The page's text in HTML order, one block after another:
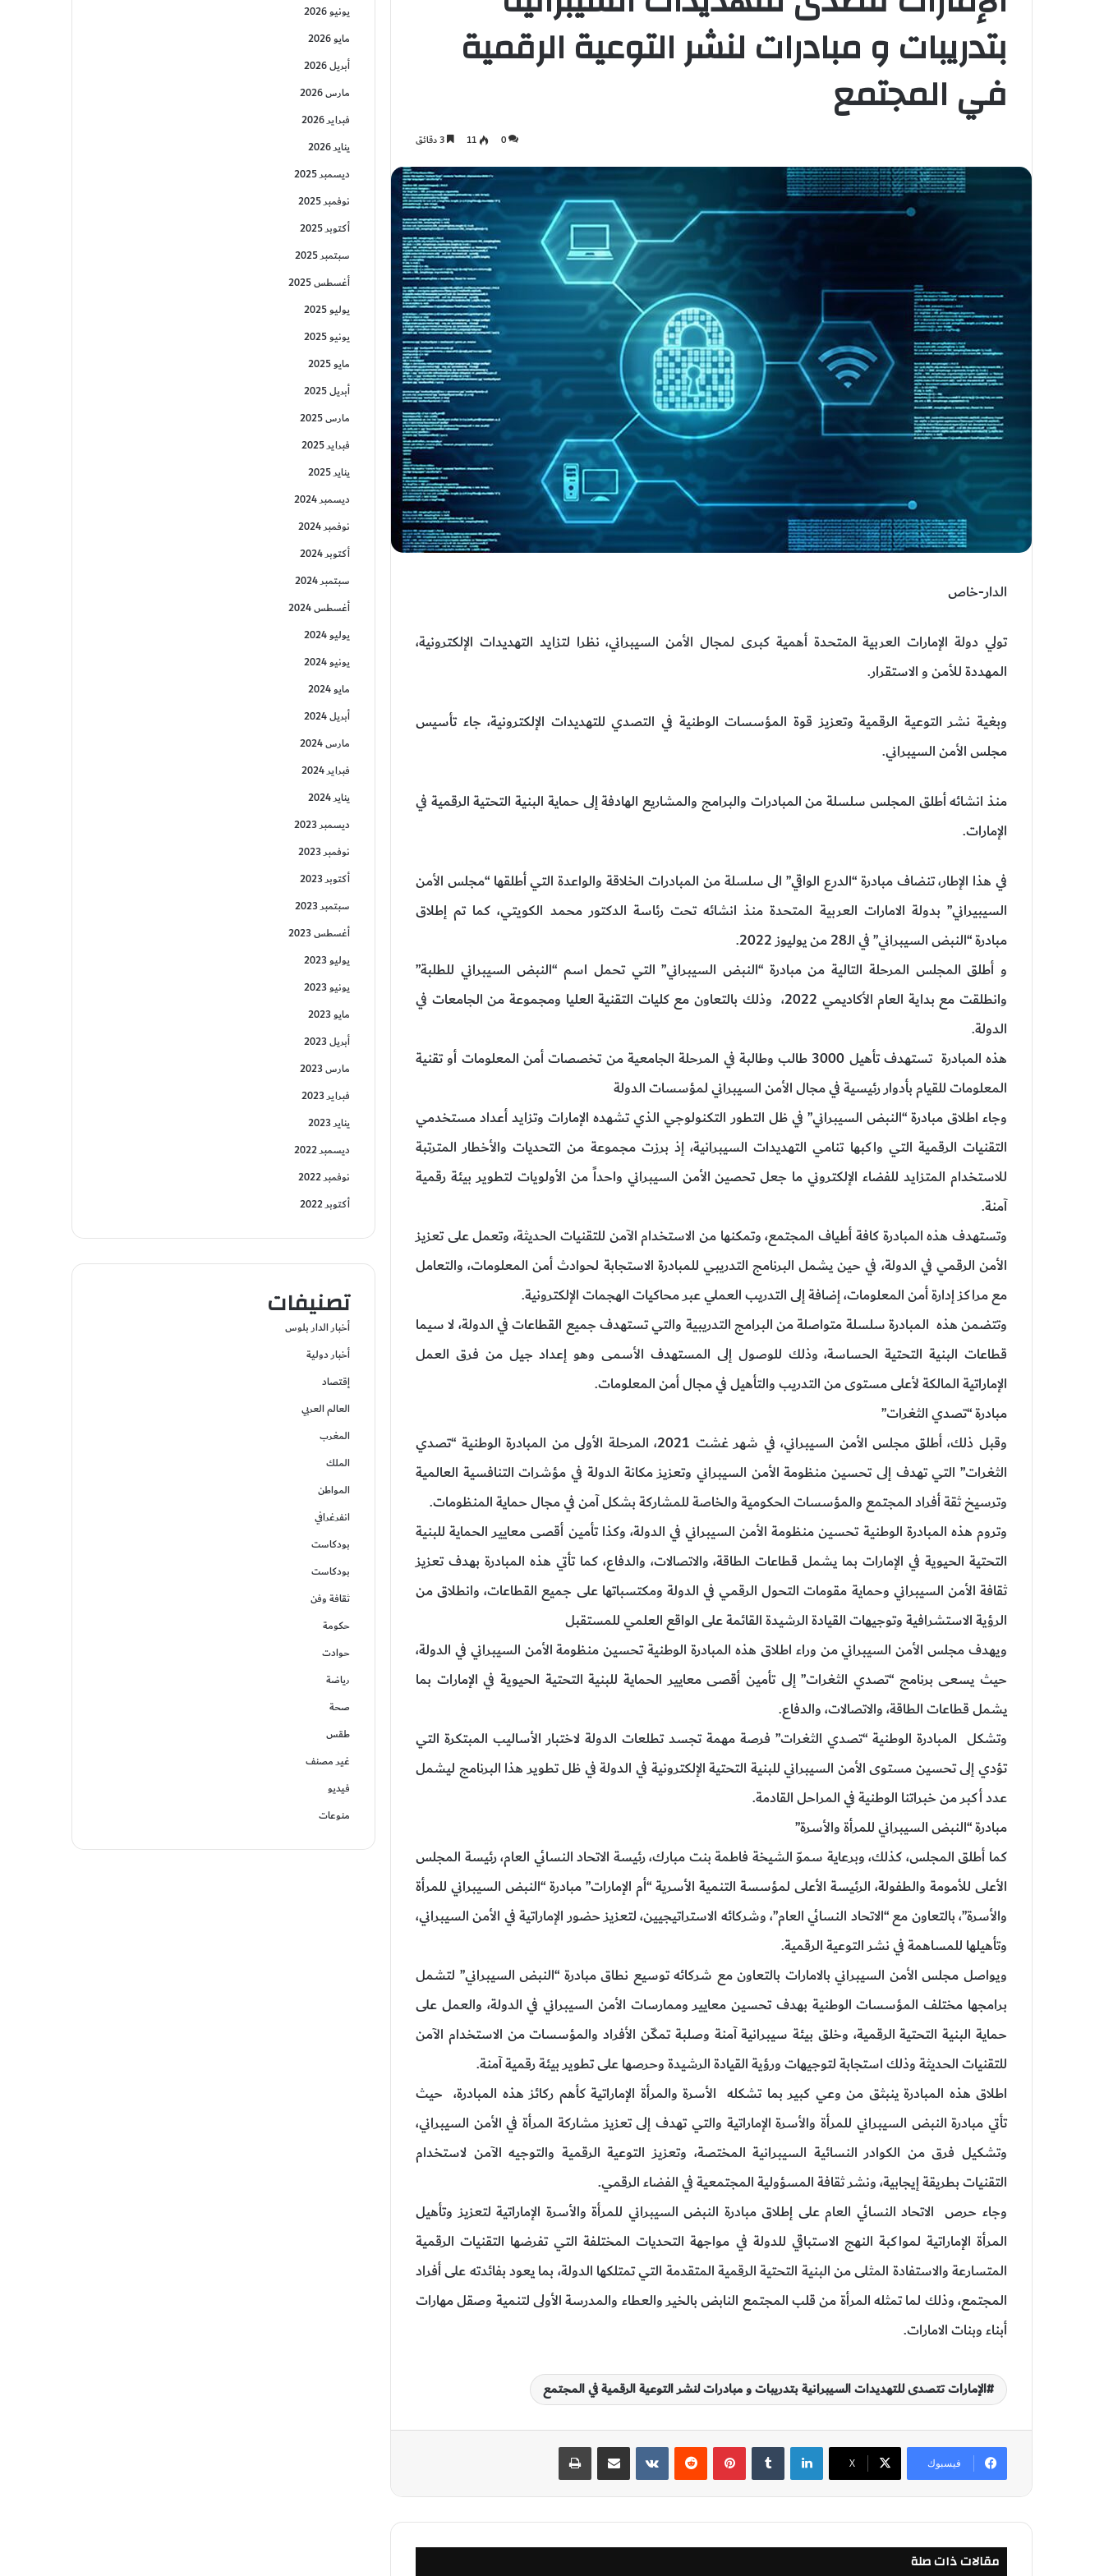
بتدريبات و مبادرات لنشر التوعية الرقمية
في المجتمع
0
11
الدار-خاص
تولي دولة الإمارات العربية المتحدة أهمية كبرى لمجال الأمن السيبراني، نظرا لتزايد التهديدات الإلكترونية،
المهددة للأمن و الاستقرار.
وبغية نشر التوعية الرقمية وتعزيز قوة المؤسسات الوطنية في التصدي للتهديدات الإلكترونية، جاء تأسيس
مجلس الأمن السيبراني.
منذ انشائه أطلق المجلس سلسلة من المبادرات والبرامج والمشاريع الهادفة إلى حماية البنية التحتية الرقمية في
الإمارات.
في هذا الإطار، تنضاف مبادرة “الدرع الواقي” الى سلسلة من المبادرات الخلاقة والواعدة التي أطلقها “مجلس الأمن
السيبيراني” بدولة الامارات العربية المتحدة منذ انشائه تحت رئاسة الدكتور محمد الكويتي، كما تم إطلاق
مبادرة “النبض السيبراني” في الـ28 من يوليوز 2022.
و أطلق المجلس المرحلة التالية من مبادرة “النبض السيبراني” التي تحمل اسم “النبض السيبراني للطلبة”
وانطلقت مع بداية العام الأكاديمي 2022، وذلك بالتعاون مع كليات التقنية العليا ومجموعة من الجامعات في
الدولة.
هذه المبادرة تستهدف تأهيل 3000 طالب وطالبة في المرحلة الجامعية من تخصصات أمن المعلومات أو تقنية
المعلومات للقيام بأدوار رئيسية في مجال الأمن السيبراني لمؤسسات الدولة
وجاء اطلاق مبادرة “النبض السيبراني” في ظل التطور التكنولوجي الذي تشهده الإمارات وتزايد أعداد مستخدمي
التقنيات الرقمية التي واكبها تنامي التهديدات السيبرانية، إذ برزت مجموعة من التحديات والأخطار المترتبة
للاستخدام المتزايد للفضاء الإلكتروني ما جعل تحصين الأمن السيبراني واحداً من الأولويات لتطوير بيئة رقمية
آمنة.
وتستهدف هذه المبادرة كافة أطياف المجتمع، وتمكنها من الاستخدام الآمن للتقنيات الحديثة، وتعمل على تعزيز
الأمن الرقمي في الدولة، في حين يشمل البرنامج التدريبي للمبادرة الاستجابة لحوادث أمن المعلومات، والتعامل
مع مراكز إدارة أمن المعلومات، إضافة إلى التدريب العملي عبر محاكيات الهجمات الإلكترونية.
وتتضمن هذه المبادرة سلسلة متواصلة من البرامج التدريبية والتي تستهدف جميع القطاعات في الدولة، لا سيما
قطاعات البنية التحتية الحساسة، وذلك للوصول إلى المستهدف الأسمى وهو إعداد جيل من فرق العمل
الإماراتية المالكة لأعلى مستوى من التدريب والتأهيل في مجال أمن المعلومات.
مبادرة “تصدي الثغرات”
وقبل ذلك، أطلق مجلس الأمن السيبراني، في شهر غشت 2021، المرحلة الأولى من المبادرة الوطنية “تصدي
الثغرات” التي تهدف إلى تحسين منظومة الأمن السيبراني وتعزيز مكانة الدولة في مؤشرات التنافسية العالمية
وترسيخ ثقة أفراد المجتمع والمؤسسات الحكومية والخاصة للمشاركة بشكل آمن في مجال حماية المنظومات.
وتروم هذه المبادرة الوطنية تحسين منظومة الأمن السيبراني في الدولة، وكذا تأمين أقصى معايير الحماية للبنية
التحتية الحيوية في الإمارات بما يشمل قطاعات الطاقة، والاتصالات، والدفاع، كما تأتي هذه المبادرة بهدف تعزيز
ثقافة الأمن السيبراني وحماية مقومات التحول الرقمي في الدولة ومكتسباتها على جميع القطاعات، وانطلاق من
الرؤية الاستشرافية وتوجيهات القيادة الرشيدة القائمة على الواقع العلمي للمستقبل
ويهدف مجلس الأمن السيبراني من وراء اطلاق هذه المبادرة الوطنية تحسين منظومة الأمن السيبراني في الدولة،
حيث يسعى برنامج “تصدي الثغرات” إلى تأمين أقصى معايير الحماية للبنية التحتية الحيوية في الإمارات بما
يشمل قطاعات الطاقة، والاتصالات، والدفاع.
وتشكل المبادرة الوطنية “تصدي الثغرات” فرصة مهمة تجسد تطلعات الدولة لاختبار الأساليب المبتكرة التي
تؤدي إلى تحسين مستوى الأمن السيبراني للبنية التحتية الإلكترونية في الدولة في ظل تطوير هذا البرنامج ليشمل
عدد أكبر من خبراتنا الوطنية في المراحل القادمة.
مبادرة “النبض السيبراني للمرأة والأسرة”
كما أطلق المجلس، كذلك، وبرعاية سموّ الشيخة فاطمة بنت مبارك، رئيسة الاتحاد النسائي العام، رئيسة المجلس
الأعلى للأمومة والطفولة، الرئيسة الأعلى لمؤسسة التنمية الأسرية “أم الإمارات” مبادرة “النبض السيبراني للمرأة
والأسرة”، بالتعاون مع “الاتحاد النسائي العام”، وشركائه الاستراتيجيين، لتعزيز حضور الإماراتية في الأمن السيبراني،
وتأهيلها للمساهمة في نشر التوعية الرقمية.
ويواصل مجلس الأمن السيبراني بالامارات بالتعاون مع شركائه توسيع نطاق مبادرة “النبض السيبراني” لتشمل
برامجها مختلف المؤسسات الوطنية بهدف تحسين معايير وممارسات الأمن السيبراني في الدولة، والعمل على
حماية البنية التحتية الرقمية، وخلق بيئة سيبرانية آمنة وصلبة تمكّن الأفراد والمؤسسات من الاستخدام الآمن
للتقنيات الحديثة وذلك استجابة لتوجيهات ورؤية القيادة الرشيدة وحرصها على تطوير بيئة رقمية آمنة.
اطلاق هذه المبادرة ينبثق من وعي كبير بما تشكله الأسرة والمرأة الإماراتية كأهم ركائز هذه المبادرة، حيث
تأتي مبادرة النبض السيبراني للمرأة والأسرة الإماراتية والتي تهدف إلى تعزيز مشاركة المرأة في الأمن السيبراني،
وتشكيل فرق من الكوادر النسائية السيبرانية المختصة، وتعزيز التوعية الرقمية والتوجيه الآمن لاستخدام
التقنيات بطريقة إيجابية، ونشر ثقافة المسؤولية المجتمعية في الفضاء الرقمي.
وجاء حرص الاتحاد النسائي العام على إطلاق مبادرة النبض السيبراني للمرأة والأسرة الإماراتية لتعزيز وتأهيل
المرأة الإماراتية لمواكبة النهج الاستباقي للدولة في مواجهة التحديات المختلفة التي تفرضها التقنيات الرقمية
المتسارعة والاستفادة المثلى من البنية التحتية الرقمية المتقدمة التي تمتلكها الدولة، بما يعود بفائدته على أفراد
المجتمع، وذلك لما تمثله المرأة من قلب المجتمع النابض بالخير والعطاء والمدرسة الأولى لتنمية وصقل مهارات
أبناء وبنات الامارات.
الإمارات تتصدى للتهديدات السيبرانية بتدريبات و مبادرات لنشر التوعية الرقمية في المجتمع
فيسبوك ‫X
لينكدإن بينتيريست
مقالات ذات صلة
يونيو 2026
مايو 2026
أبريل 2026
مارس 2026
فبراير 2026
يناير 2026
ديسمبر 2025
نوفمبر 2025
أكتوبر 2025
سبتمبر 2025
أغسطس 2025
يوليو 2025
يونيو 2025
مايو 2025
أبريل 2025
مارس 2025
فبراير 2025
يناير 2025
ديسمبر 2024
نوفمبر 2024
أكتوبر 2024
سبتمبر 2024
أغسطس 2024
يوليو 2024
يونيو 2024
مايو 2024
أبريل 2024
مارس 2024
فبراير 2024
يناير 2024
ديسمبر 2023
نوفمبر 2023
أكتوبر 2023
سبتمبر 2023
أغسطس 2023
يوليو 2023
يونيو 2023
مايو 2023
أبريل 2023
مارس 2023
فبراير 2023
يناير 2023
ديسمبر 2022
نوفمبر 2022
أكتوبر 2022
تصنيفات
أخبار الدار بلوس
أخبار دولية
إقتصاد
العالم العربي
المغرب
الملك
المواطن
انفرغرافي
بودكاست
بودكاست
ثقافة وفن
حكومة
حوادت
رياضة
صحة
طقس
غير مصنف
فيديو
منوعات